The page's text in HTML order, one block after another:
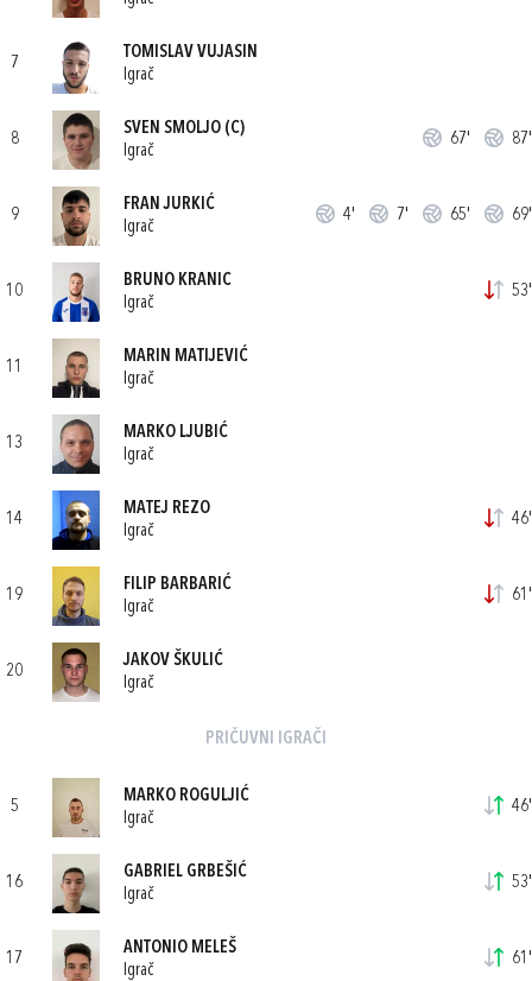
7
TOMISLAV VUJASIN
Igrač
8
SVEN SMOLJO (C)
Igrač
67' 87'
9
FRAN JURKIĆ
Igrač
4' 7' 65' 69'
10
BRUNO KRANIC
Igrač
53'
11
MARIN MATIJEVIĆ
Igrač
13
MARKO LJUBIĆ
Igrač
14
MATEJ REZO
Igrač
46'
19
FILIP BARBARIĆ
Igrač
61'
20
JAKOV ŠKULIĆ
Igrač
PRIČUVNI IGRAČI
5
MARKO ROGULJIĆ
Igrač
46'
16
GABRIEL GRBEŠIĆ
Igrač
53'
17
ANTONIO MELEŠ
Igrač
61'